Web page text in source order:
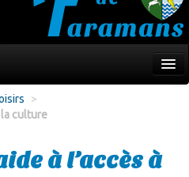
>
la culture
à l’accès à